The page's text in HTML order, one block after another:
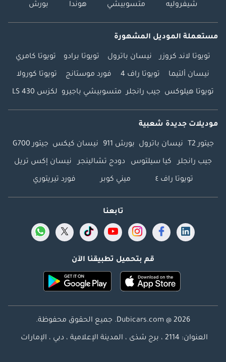
شيفروليه متسوبيشي هوندا بورش
مستعملة الموديل المشهورة
تويوتا لاند كروزر نيسان باترول تويوتا برادو تويوتا كامري
نيسان ألتيما تويوتا راف 4 فورد موستانج تويوتا كورولا
تويوتا هيلوكس جيب رانجلر متسوبيشي باجيرو لكزس LS 430
موديلات جديدة شعبية
جيتور T2 نيسان باترول بورش 911 نيسان كيكس جيتور G700
جيب رانجلر كيا سيلتوس دودج تشالينجر نيسان إكس تريل
تويوتا راف ٤ ميني كوبر فورد تيريتوري
تابعنا
قم بتحميل تطبيقنا الآن
Dubicars.com @ 2026. جميع الحقوق محفوظة.
العنوان: 2114 ، برج شذى ، المدينة الإعلامية ، دبي ، الإمارات